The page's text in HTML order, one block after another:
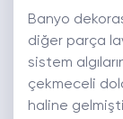
Banyo
diğer parça
sistem
çekmeceli
haline